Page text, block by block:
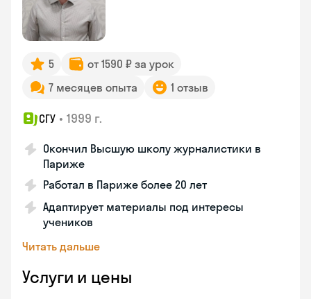
5
от 1590 ₽ за урок
7 месяцев опыта
1 отзыв
СГУ • 1999 г.
Окончил Высшую школу журналистики в
Париже
Работал в Париже более 20 лет
Адаптирует материалы под интересы
учеников
Читать дальше
Услуги и цены